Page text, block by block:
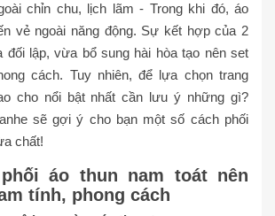
chỉn chu, lịch lãm - Trong khi đó, áo
vẻ ngoài năng động. Sự kết hợp của 2
đối lập, vừa bổ sung hài hòa tạo nên set
cách. Tuy nhiên, để lựa chọn trang
cho nổi bật nhất cần lưu ý những gì?
sẽ gợi ý cho bạn một số cách phối
chất!
áo thun nam toát nên
tính, phong cách